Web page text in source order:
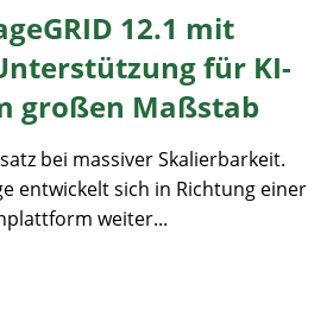
12.1 mit
für KI-
großen Maßstab
bei massiver Skalierbarkeit.
entwickelt sich in Richtung einer
weiter...